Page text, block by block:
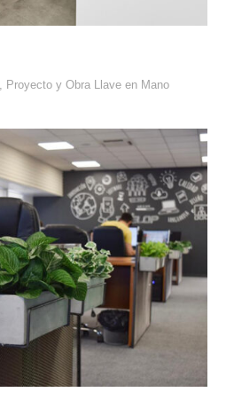
Proyecto y Obra Llave en Mano